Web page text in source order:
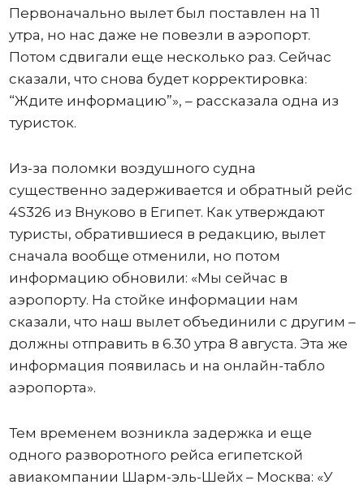
Первоначально вылет был поставлен на 11
утра, но нас даже не повезли в аэропорт.
Потом сдвигали еще несколько раз. Сейчас
сказали, что снова будет корректировка:
“Ждите информацию”», – рассказала одна из
туристок.
Из-за поломки воздушного судна
существенно задерживается и обратный рейс
4S326 из Внуково в Египет. Как утверждают
туристы, обратившиеся в редакцию, вылет
сначала вообще отменили, но потом
информацию обновили: «Мы сейчас в
аэропорту. На стойке информации нам
сказали, что наш вылет объединили с другим –
должны отправить в 6.30 утра 8 августа. Эта же
информация появилась и на онлайн-табло
аэропорта».
Тем временем возникла задержка и еще
одного разворотного рейса египетской
авиакомпании Шарм-эль-Шейх – Москва: «У